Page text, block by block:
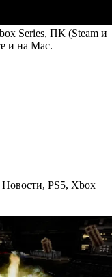
Series, ПК (Steam и
и на Mac.
Новости, PS5, Xbox